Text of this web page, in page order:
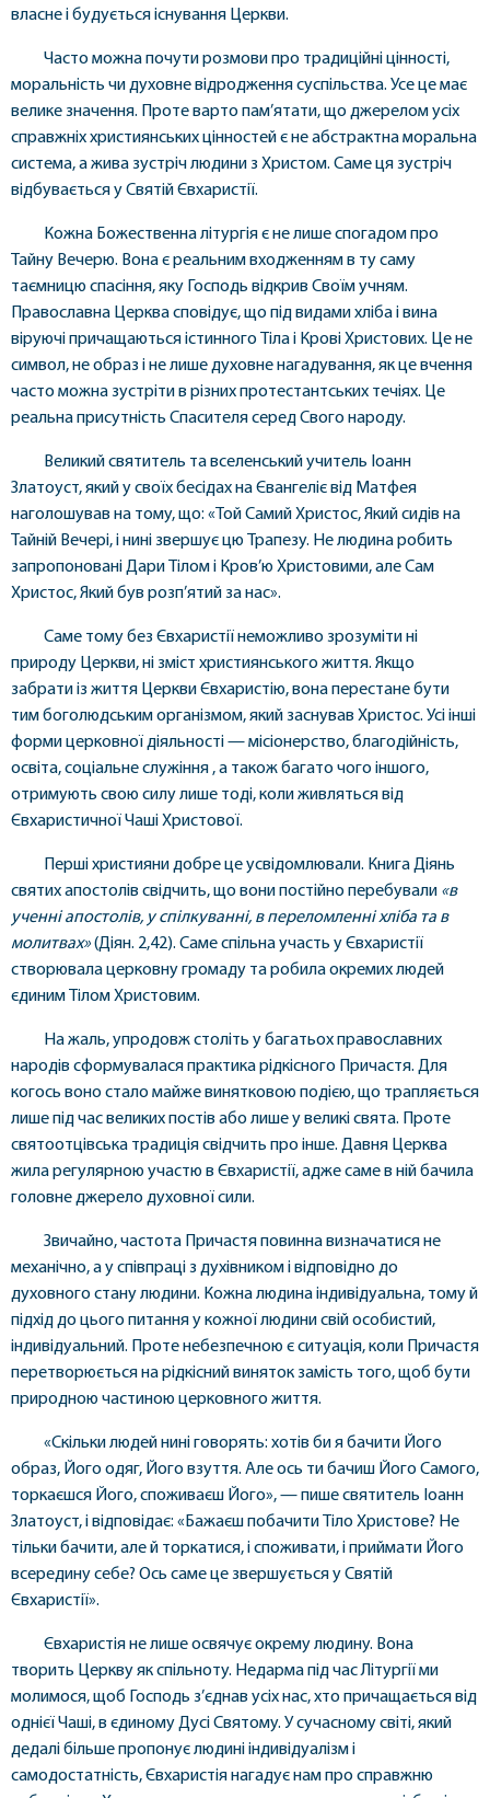
власне і будується існування Церкви.
Часто можна почути розмови про традиційні цінності,
моральність чи духовне відродження суспільства. Усе це має
велике значення. Проте варто пам’ятати, що джерелом усіх
справжніх християнських цінностей є не абстрактна моральна
система, а жива зустріч людини з Христом. Саме ця зустріч
відбувається у Святій Євхаристії.
Кожна Божественна літургія є не лише спогадом про
Тайну Вечерю. Вона є реальним входженням в ту саму
таємницю спасіння, яку Господь відкрив Своїм учням.
Православна Церква сповідує, що під видами хліба і вина
віруючі причащаються істинного Тіла і Крові Христових. Це не
символ, не образ і не лише духовне нагадування, як це вчення
часто можна зустріти в різних протестантських течіях. Це
реальна присутність Спасителя серед Свого народу.
Великий святитель та вселенський учитель Іоанн
Златоуст, який у своїх бесідах на Євангеліє від Матфея
наголошував на тому, що: «Той Самий Христос, Який сидів на
Тайній Вечері, і нині звершує цю Трапезу. Не людина робить
запропоновані Дари Тілом і Кров’ю Христовими, але Сам
Христос, Який був розп’ятий за нас».
Саме тому без Євхаристії неможливо зрозуміти ні
природу Церкви, ні зміст християнського життя. Якщо
забрати із життя Церкви Євхаристію, вона перестане бути
тим боголюдським організмом, який заснував Христос. Усі інші
форми церковної діяльності — місіонерство, благодійність,
освіта, соціальне служіння , а також багато чого іншого,
отримують свою силу лише тоді, коли живляться від
Євхаристичної Чаші Христової.
Перші християни добре це усвідомлювали. Книга Діянь
святих апостолів свідчить, що вони постійно перебували «в
ученні апостолів, у спілкуванні, в переломленні хліба та в
молитвах»(Діян. 2,42). Саме спільна участь у Євхаристії
створювала церковну громаду та робила окремих людей
єдиним Тілом Христовим.
На жаль, упродовж століть у багатьох православних
народів сформувалася практика рідкісного Причастя. Для
когось воно стало майже винятковою подією, що трапляється
лише під час великих постів або лише у великі свята. Проте
святоотцівська традиція свідчить про інше. Давня Церква
жила регулярною участю в Євхаристії, адже саме в ній бачила
головне джерело духовної сили.
Звичайно, частота Причастя повинна визначатися не
механічно, а у співпраці з духівником і відповідно до
духовного стану людини. Кожна людина індивідуальна, тому й
підхід до цього питання у кожної людини свій особистий,
індивідуальний. Проте небезпечною є ситуація, коли Причастя
перетворюється на рідкісний виняток замість того, щоб бути
природною частиною церковного життя.
«Скільки людей нині говорять: хотів би я бачити Його
образ, Його одяг, Його взуття. Але ось ти бачиш Його Самого,
торкаєшся Його, споживаєш Його», — пише святитель Іоанн
Златоуст, і відповідає: «Бажаєш побачити Тіло Христове? Не
тільки бачити, але й торкатися, і споживати, і приймати Його
всередину себе? Ось саме це звершується у Святій
Євхаристії».
Євхаристія не лише освячує окрему людину. Вона
творить Церкву як спільноту. Недарма під час Літургії ми
молимося, щоб Господь з’єднав усіх нас, хто причащається від
однієї Чаші, в єдиному Дусі Святому. У сучасному світі, який
дедалі більше пропонує людині індивідуалізм і
самодостатність, Євхаристія нагадує нам про справжню